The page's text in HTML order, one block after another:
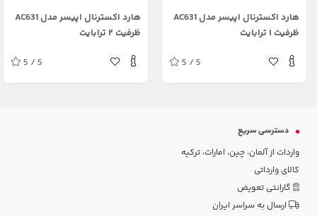
هارد اکسترنال اپیسر مدل AC631
ظرفیت ۱ ترابایت
5 / 5
هارد اکسترنال اپیسر مدل AC631
ظرفیت ۲ ترابایت
5 / 5
دسترسی سریع
واردات از آلمان، چین، امارات، ترکیه
کالای وارداتی
گارانتی تعویض
ارسال به سراسر ایران